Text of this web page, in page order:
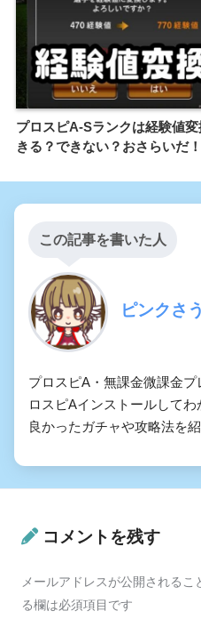
プロスピA-Sランクは経験値
きる？できない？おさらいだ！
この記事を書いた人
ピンクさ
プロスピA・無課金微課金
ロスピAインストールして
良かったガチャや攻略法を紹
コメントを残す
メールアドレスが公開されるこ
る欄は必須項目です